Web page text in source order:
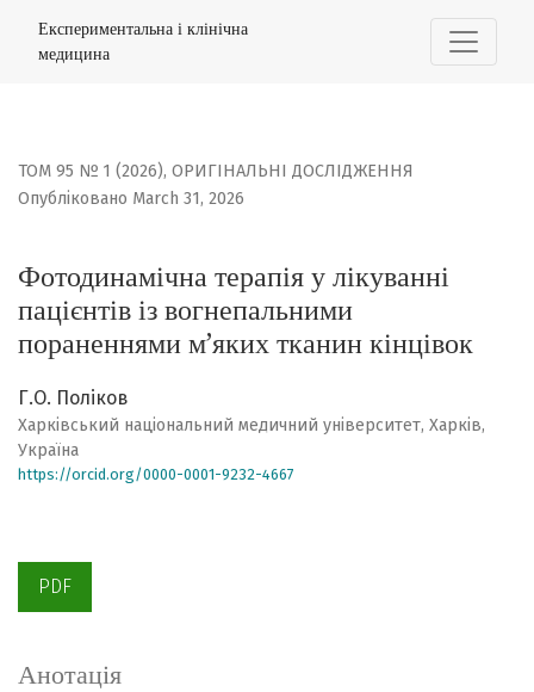
Фотодинамічна терапія у лікуванні пацієнтів із
Експериментальна і клінічна
медицина
ТОМ 95 № 1 (2026), ОРИГІНАЛЬНІ ДОСЛІДЖЕННЯ
Фотодинамічна терапія у лікуванні
пацієнтів із вогнепальними
пораненнями м’яких тканин кінцівок
Опубліковано March 31, 2026
Г.О. Поліков
Харківський національний медичний університет, Харків,
Україна
https://orcid.org/0000-0001-9232-4667
PDF
Анотація